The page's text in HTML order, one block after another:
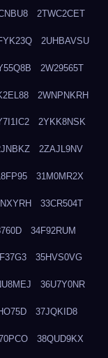
2TWC2CET
2UHBAVSU
2W29565T
2WNPNKRH
2YKK8NSK
2ZAJL9NV
31M0MR2X
33CR504T
34F92RUM
35HVS0VG
36U7Y0NR
37JQKID8
38QUD9KX